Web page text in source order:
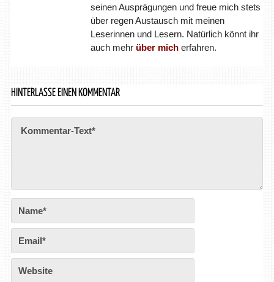
seinen Ausprägungen und freue mich stets
über regen Austausch mit meinen
Leserinnen und Lesern. Natürlich könnt ihr
auch mehr über micherfahren.
HINTERLASSE EINEN KOMMENTAR